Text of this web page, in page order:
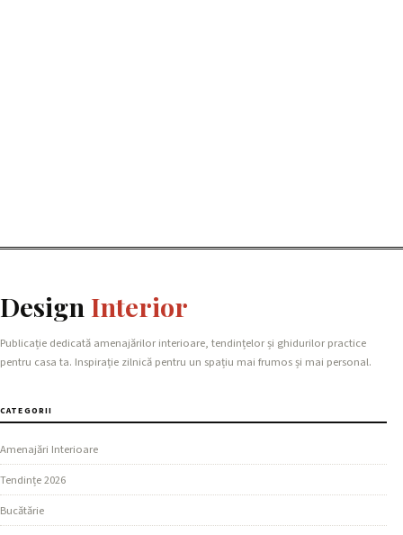
Design Interior
Publicație dedicată amenajărilor interioare, tendințelor și ghidurilor practice
pentru casa ta. Inspirație zilnică pentru un spațiu mai frumos și mai personal.
CATEGORII
Amenajări Interioare
Tendințe 2026
Bucătărie